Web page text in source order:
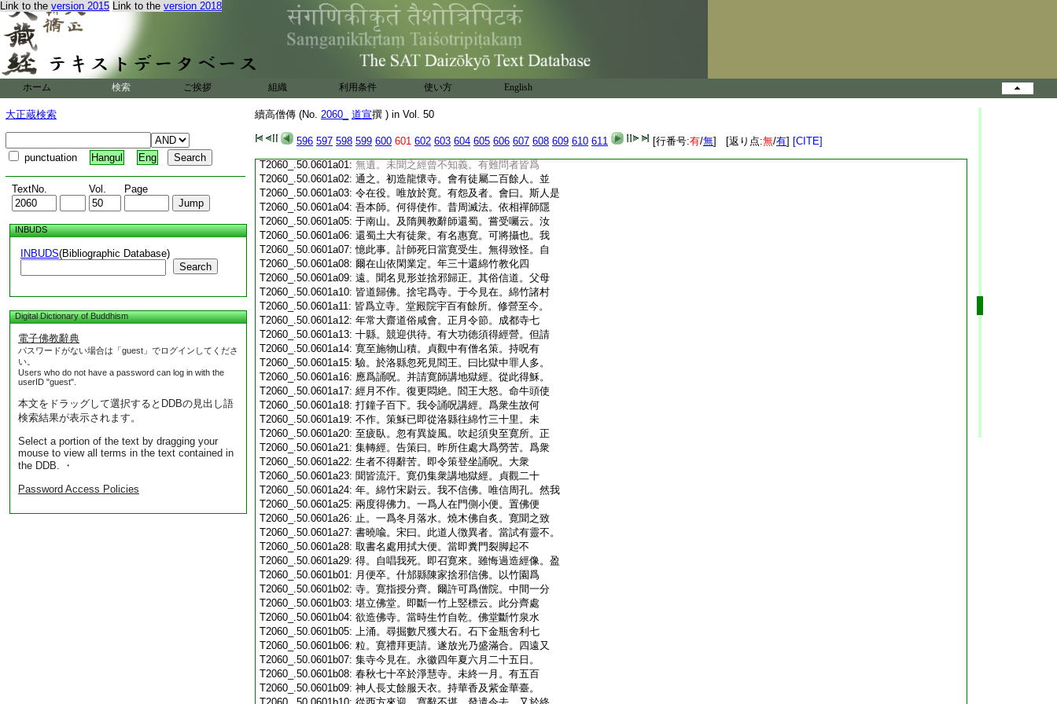
Link to the version 2015 Link to the version 2018
ホーム 検索 ご挨拶 組織 利用条件 使い方 English
大正蔵検索
punctuation Hangul Eng
TextNo. Vol. Page
INBUDS
INBUDS(Bibliographic Database)
Search
Digital Dictionary of Buddhism
電子佛教辭典
パスワードがない場合は「guest」でログインしてくださ
い。
Users who do not have a password can log in with the
userID "guest".
本文をドラッグして選択するとDDBの見出し語
検索結果が表示されます。
Select a portion of the text by dragging your
mouse to view all terms in the text contained in
the DDB. ・
Password Access Policies
續高僧傳 (No. 2060_ 道宣撰 ) in Vol. 50
596 597 598 599 600 601 602 603 604 605 606 607 608 609 610 611 [行番号:有/無] [返り点:無/有] [CITE]
T2060_.50.0600c19:深入諸定。勸令出家。父母受娉。及婿家不
T2060_.50.0600c20: 許。諸道俗官人爲出財贖之。因有度次姉
T2060_.50.0600c21:與寛身倶時出家。時隨蜀王秀在益。請入
T2060_.50.0600c22:
城内。妃爲造精舍。鎭恒供養。嘗出於路。人
有疑者。尼召來曰。莫於三寶所生異心。自
T2060_.50.0600c24:受罪苦。彼人悔過。有造功徳須物者。燒香
T2060_.50.0600c25:祈請掘地獲金無不充足。斯事非一。至於
T2060_.50.0600c26:食飮欲食便食。不食乃經歳序。時人目之
T2060_.50.0600c27:聖尼。即今本寺猶號聖尼寺也。寛年十三
T2060_.50.0600c28: 常樂獨坐。面無怒相言常謙下。依空慧寺
T2060_.50.0601a01: 無遺。未聞之經曾不知義。有難問者皆爲
T2060_.50.0601a02: 通之。初造龍懷寺。會有徒屬二百餘人。並
T2060_.50.0601a03: 令在役。唯放於寛。有怨及者。會曰。斯人是
T2060_.50.0601a04: 吾本師。何得使作。昔周滅法。依相禪師隱
T2060_.50.0601a05: 于南山。及隋興教辭師還蜀。嘗受囑云。汝
T2060_.50.0601a06: 還蜀土大有徒衆。有名惠寛。可將攝也。我
T2060_.50.0601a07:憶此事。計師死日當寛受生。無得致怪。自
T2060_.50.0601a08: 爾在山依閑業定。年三十還綿竹教化四
T2060_.50.0601a09: 遠。聞名見形並捨邪歸正。其俗信道。父母
T2060_.50.0601a10: 皆道歸佛。捨宅爲寺。于今見在。綿竹諸村
T2060_.50.0601a11: 皆爲立寺。堂殿院宇百有餘所。修營至今。
T2060_.50.0601a12: 年常大齋道俗咸會。正月令節。成都寺七
T2060_.50.0601a13: 十縣。競迎供待。有大功徳須得經營。但請
T2060_.50.0601a14: 寛至施物山積。貞觀中有僧名策。持呪有
T2060_.50.0601a15:驗。於洛縣忽死見閻王。曰比獄中罪人多。
T2060_.50.0601a16: 應爲誦呪。并請寛師講地獄經。從此得穌。
T2060_.50.0601a17: 經月不作。復更悶絶。閻王大怒。命牛頭使
T2060_.50.0601a18: 打鐘子百下。我令誦呪講經。爲衆生故何
T2060_.50.0601a19: 不作。策穌已即從洛縣往綿竹三十里。未
T2060_.50.0601a20: 至疲臥。忽有異旋風。吹起須臾至寛所。正
T2060_.50.0601a21: 集轉經。告策曰。昨所住處大爲勞苦。爲衆
T2060_.50.0601a22: 生者不得辭苦。即令策登坐誦呪。大衆
T2060_.50.0601a23: 聞皆流汗。寛仍集衆講地獄經。貞觀二十
T2060_.50.0601a24: 年。綿竹宋尉云。我不信佛。唯信周孔。然我
T2060_.50.0601a25: 兩度得佛力。一爲人在門側小便。置佛便
T2060_.50.0601a26: 止。一爲冬月落水。燒木佛自炙。寛聞之致
T2060_.50.0601a27: 書曉喩。宋曰。此道人徴異者。當試有靈不。
T2060_.50.0601a28: 取書名處用拭大便。當即糞門裂脚起不
T2060_.50.0601a29: 得。自唱我死。即召寛來。雖悔過造經像。盈
T2060_.50.0601b01: 月便卒。什邡縣陳家捨邪信佛。以竹園爲
T2060_.50.0601b02: 寺。寛指授分齊。爾許可爲僧院。中間一分
T2060_.50.0601b03: 堪立佛堂。即斷一竹上竪標云。此分齊處
T2060_.50.0601b04: 欲造佛寺。當時生竹自乾。佛堂斷竹泉水
T2060_.50.0601b05: 上涌。尋掘數尺獲大石。石下金瓶舍利七
T2060_.50.0601b06: 粒。寛禮拜更請。遂放光乃盛滿合。四遠又
T2060_.50.0601b07: 集寺今見在。永徽四年夏六月二十五日。
T2060_.50.0601b08: 春秋七十卒於淨慧寺。未終一月。有五百
T2060_.50.0601b09: 神人長丈餘服天衣。持華香及紫金華臺。